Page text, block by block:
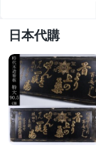
日本代購